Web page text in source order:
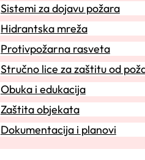
Sistemi za dojavu požara
Hidrantska mreža
Protivpožarna rasveta
Stručno lice za zaštitu od
Obuka i edukacija
Zaštita objekata
Dokumentacija i planovi